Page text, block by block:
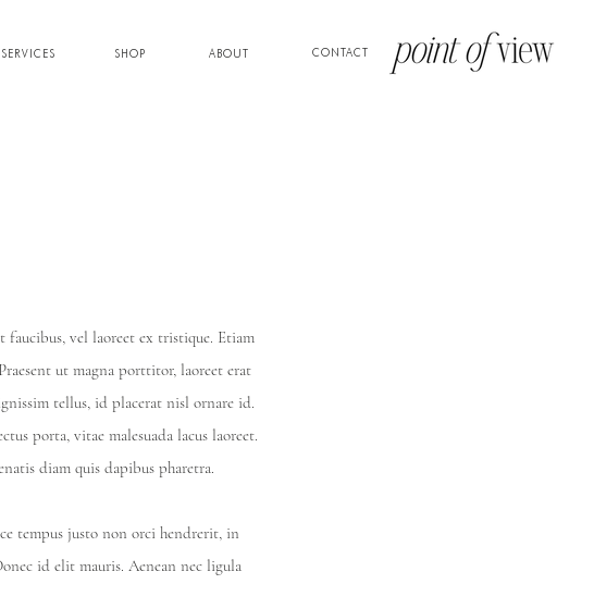
CONTACT
ABOUT
SHOP
SERVICES
vel laoreet ex tristique. Etiam
ut magna porttitor, laoreet erat
tellus, id placerat nisl ornare id.
porta, vitae malesuada lacus laoreet.
diam quis dapibus pharetra.
tempus justo non orci hendrerit, in
id elit mauris. Aenean nec ligula